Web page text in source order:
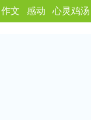
作文 感动 心灵鸡汤